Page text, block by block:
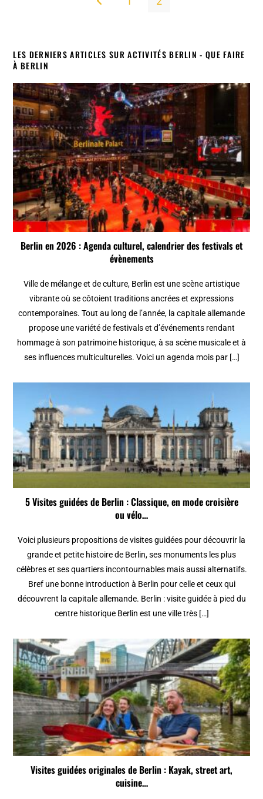
LES DERNIERS ARTICLES SUR ACTIVITÉS BERLIN - QUE FAIRE
À BERLIN
Berlin en 2026 : Agenda culturel, calendrier des festivals et
évènements
Ville de mélange et de culture, Berlin est une scène artistique
vibrante où se côtoient traditions ancrées et expressions
contemporaines. Tout au long de l’année, la capitale allemande
propose une variété de festivals et d’événements rendant
hommage à son patrimoine historique, à sa scène musicale et à
ses influences multiculturelles. Voici un agenda mois par […]
5 Visites guidées de Berlin : Classique, en mode croisière
ou vélo…
Voici plusieurs propositions de visites guidées pour découvrir la
grande et petite histoire de Berlin, ses monuments les plus
célèbres et ses quartiers incontournables mais aussi alternatifs.
Bref une bonne introduction à Berlin pour celle et ceux qui
découvrent la capitale allemande. Berlin : visite guidée à pied du
centre historique Berlin est une ville très […]
Visites guidées originales de Berlin : Kayak, street art,
cuisine…